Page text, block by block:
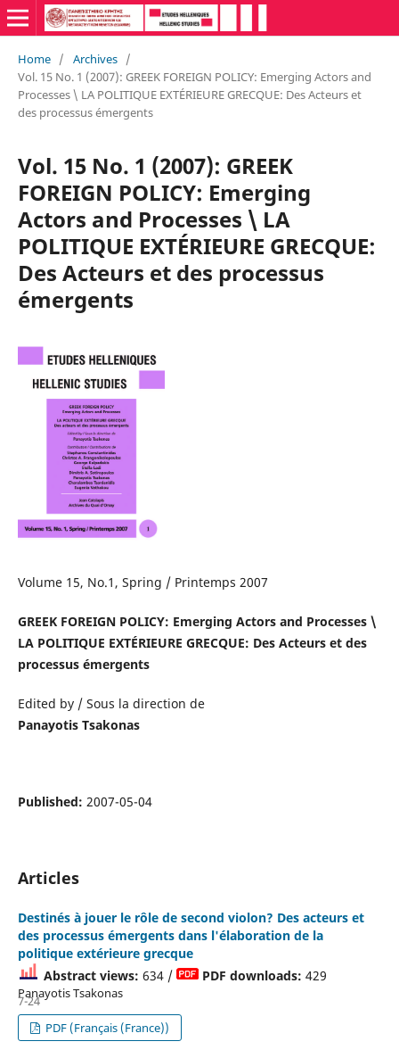
Home / Archives /
Vol. 15 No. 1 (2007): GREEK FOREIGN POLICY: Emerging Actors and
Processes \ LA POLITIQUE EXTÉRIEURE GRECQUE: Des Acteurs et
des processus émergents
Vol. 15 No. 1 (2007): GREEK
FOREIGN POLICY: Emerging
Actors and Processes \ LA
POLITIQUE EXTÉRIEURE GRECQUE:
Des Acteurs et des processus
émergents
Volume 15, No.1, Spring / Printemps 2007
GREEK FOREIGN POLICY: Emerging Actors and Processes \
LA POLITIQUE EXTÉRIEURE GRECQUE: Des Acteurs et des
processus émergents
Edited by / Sous la direction de
Panayotis Tsakonas
Published: 2007-05-04
Articles
Destinés à jouer le rôle de second violon? Des acteurs et
des processus émergents dans l'élaboration de la
politique extérieure grecque
Abstract views: 634 / PDF downloads: 429
Panayotis Tsakonas
7-24
PDF (Français (France))